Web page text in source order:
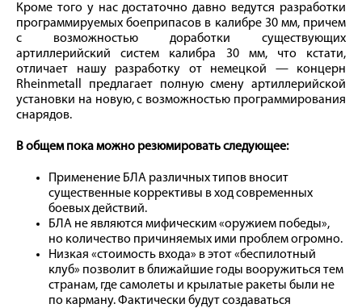
Кроме того у нас достаточно давно ведутся разработки
программируемых боеприпасов в калибре 30 мм, причем
с возможностью доработки существующих
артиллерийский систем калибра 30 мм, что кстати,
отличает нашу разработку от немецкой — концерн
Rheinmetall предлагает полную смену артиллерийской
установки на новую, с возможностью программирования
снарядов.
В общем пока можно резюмировать следующее:
Применение БЛА различных типов вносит
существенные коррективы в ход современных
боевых действий.
БЛА не являются мифическим «оружием победы»,
но количество причиняемых ими проблем огромно.
Низкая «стоимость входа» в этот «беспилотный
клуб» позволит в ближайшие годы вооружиться тем
странам, где самолеты и крылатые ракеты были не
по карману. Фактически будут создаваться